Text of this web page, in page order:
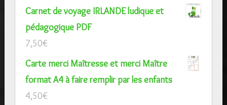
Carnet de voyage IRLANDE ludique et
pédagogique PDF
7,50€
Carte merci Maîtresse et merci Maître
format A4 à faire remplir par les enfants
4,50€